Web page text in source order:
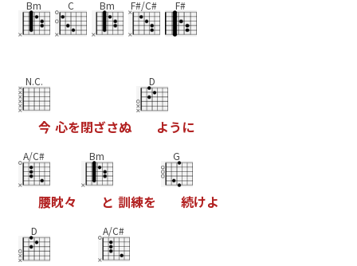
Bm C Bm F#/C# F#
N.C.
今 心を閉ざさぬ
D
よう に
A/C#
腰眈々
Bm
と 訓練を
G
続けよ
D A/C#